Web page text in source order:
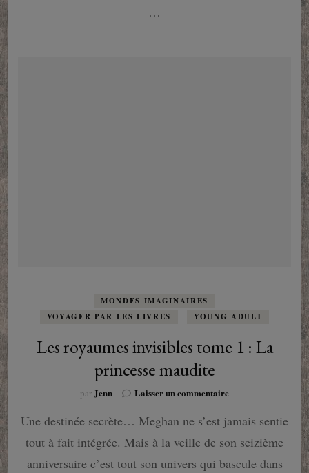
…
MONDES IMAGINAIRES
VOYAGER PAR LES LIVRES
YOUNG ADULT
Les royaumes invisibles tome 1 : La
princesse maudite
parJenn Laisser un commentairesur
royaumes
tome
1
Une destinée secrète… Meghan ne s’est jamais sentie
tout à fait intégrée. Mais à la veille de son seizième
anniversaire c’est tout son univers qui bascule dans